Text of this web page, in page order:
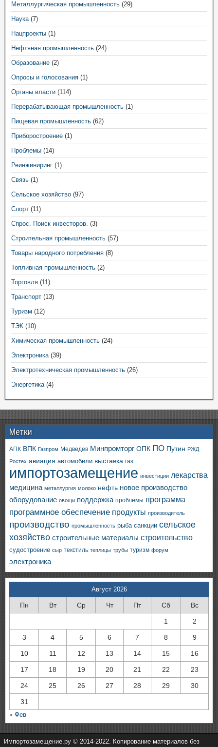
Металлургическая промышленность (29)
Наука(7)
Нацпроекты (1)
Нефтяная промышленность (24)
Образование (2)
Опросы и голосования (1)
Органы власти (114)
Перерабатывающая промышленность (1)
Пищевая промышленность (62)
Приборостроение (1)
Проблемы (14)
Реинжиниринг (1)
Связь (1)
Сельское хозяйство (97)
Спорт (11)
Спрос. Поиск инвесторов. (3)
Строительная промышленность (57)
Товары народного потребления (8)
Топливная промышленность (2)
Торговля (11)
Транспорт (13)
Туризм (12)
ТЭК (10)
Химическая промышленность (24)
Электроника(39)
Электротехническая промышленность (26)
Энергетика(4)
Метки
АПК ВПК Газпром Медведев Минпромторг ОПК ПО Путин РЖД
Ростех авиация автомобили выставка газ
импортозамещение инвестиции лекарства
медицина металлургия молоко нефть новое производство
оборудование овощи поддержка проблемы программа
программное обеспечение продукты производитель
производство промышленность рыба санкции сельское
хозяйство строительные материалы строительство
судостроение сыр текстиль теплицы трубы туризм форум
электроника
Август 2026
Пн Вт Ср Чт Пт Сб Вс
1 2
3 4 5 6 7 8 9
10 11 12 13 14 15 16
17 18 19 20 21 22 23
24 25 26 27 28 29 30
31
« Фев
Импортозамещение.ру © 2014-2022. Копирование материалов без